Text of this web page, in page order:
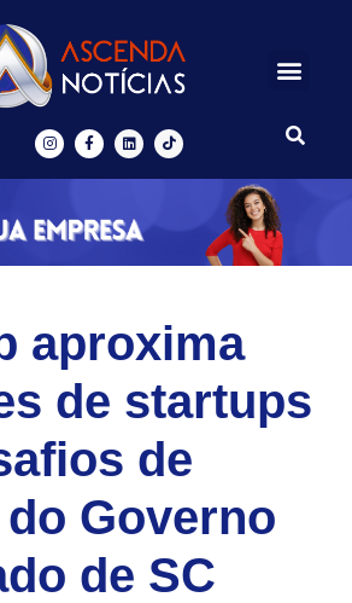
aproxima
de startups
de
Governo
de SC